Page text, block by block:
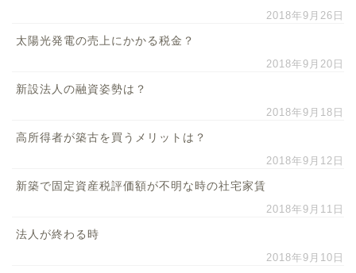
2018年9月26日
太陽光発電の売上にかかる税金？
2018年9月20日
新設法人の融資姿勢は？
2018年9月18日
高所得者が築古を買うメリットは？
2018年9月12日
新築で固定資産税評価額が不明な時の社宅家賃
2018年9月11日
法人が終わる時
2018年9月10日